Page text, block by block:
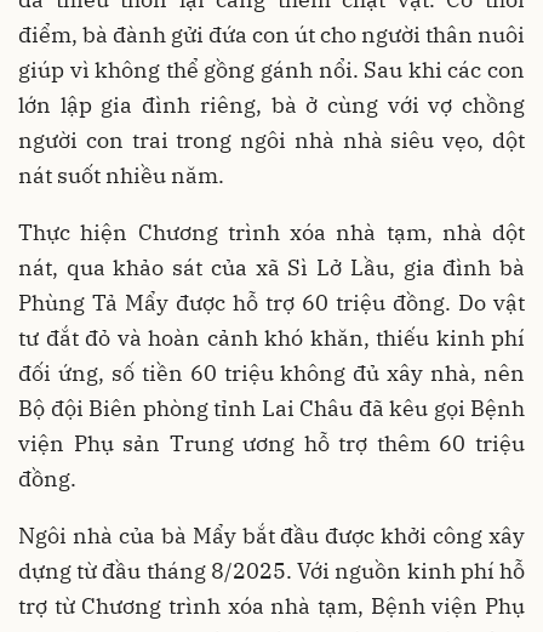
điểm, bà đành gửi đứa con út cho người thân nuôi
giúp vì không thể gồng gánh nổi. Sau khi các con
lớn lập gia đình riêng, bà ở cùng với vợ chồng
người con trai trong ngôi nhà nhà siêu vẹo, dột
nát suốt nhiều năm.
Thực hiện Chương trình xóa nhà tạm, nhà dột
nát, qua khảo sát của xã Sì Lở Lầu, gia đình bà
Phùng Tả Mẩy được hỗ trợ 60 triệu đồng. Do vật
tư đắt đỏ và hoàn cảnh khó khăn, thiếu kinh phí
đối ứng, số tiền 60 triệu không đủ xây nhà, nên
Bộ đội Biên phòng tỉnh Lai Châu đã kêu gọi Bệnh
viện Phụ sản Trung ương hỗ trợ thêm 60 triệu
đồng.
Ngôi nhà của bà Mẩy bắt đầu được khởi công xây
dựng từ đầu tháng 8/2025. Với nguồn kinh phí hỗ
trợ từ Chương trình xóa nhà tạm, Bệnh viện Phụ